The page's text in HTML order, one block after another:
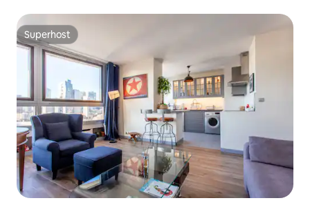
Superhost
Superhost